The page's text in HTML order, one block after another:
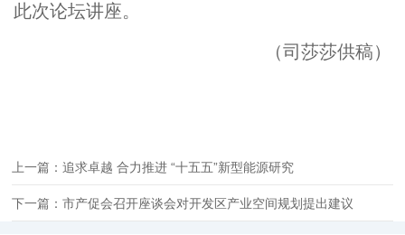
此次论坛讲座。
（司莎莎供稿）
上一篇：追求卓越 合力推进 “十五五”新型能源研究
下一篇：市产促会召开座谈会对开发区产业空间规划提出建议